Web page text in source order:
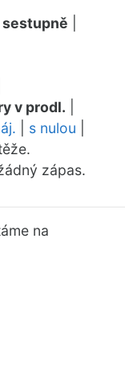
sestupně
v prodl.
s nulou
zápas.
na